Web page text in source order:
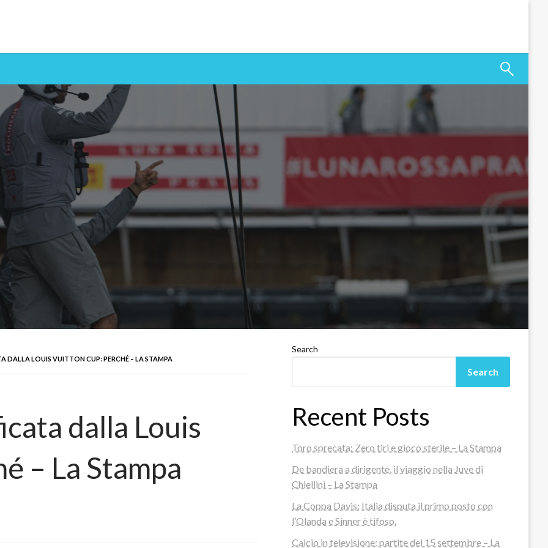
DALLA LOUIS VUITTON CUP: PERCHÉ – LA STAMPA
dalla Louis
– La Stampa
Search
Search
Recent Posts
Toro sprecata: Zero tiri e gioco sterile – La Stampa
De bandiera a dirigente, il viaggio nella Juve di
Chiellini – La Stampa
La Coppa Davis: Italia disputa il primo posto con
l’Olanda e Sinner è tifoso.
Calcio in televisione: partite del 15 settembre – La